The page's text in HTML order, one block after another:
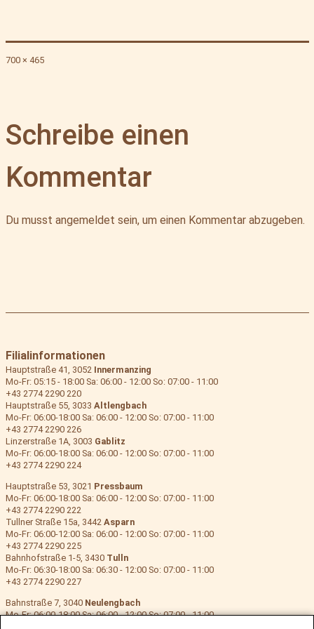
Originalgröße
700 × 465
Schreibe einen
Kommentar
Du musst angemeldet sein, um einen Kommentar abzugeben.
Filialinformationen
Hauptstraße 41, 3052 Innermanzing
Mo-Fr: 05:15 - 18:00 Sa: 06:00 - 12:00 So: 07:00 - 11:00
+43 2774 2290 220
Hauptstraße 55, 3033 Altlengbach
Mo-Fr: 06:00-18:00 Sa: 06:00 - 12:00 So: 07:00 - 11:00
+43 2774 2290 226
Linzerstraße 1A, 3003 Gablitz
Mo-Fr: 06:00-18:00 Sa: 06:00 - 12:00 So: 07:00 - 11:00
+43 2774 2290 224
Hauptstraße 53, 3021 Pressbaum
Mo-Fr: 06:00-18:00 Sa: 06:00 - 12:00 So: 07:00 - 11:00
+43 2774 2290 222
Tullner Straße 15a, 3442 Asparn
Mo-Fr: 06:00-12:00 Sa: 06:00 - 12:00 So: 07:00 - 11:00
+43 2774 2290 225
Bahnhofstraße 1-5, 3430 Tulln
Mo-Fr: 06:30-18:00 Sa: 06:30 - 12:00 So: 07:00 - 11:00
+43 2774 2290 227
Bahnstraße 7, 3040 Neulengbach
Mo-Fr: 06:00-18:00 Sa: 06:00 - 12:00 So: 07:00 - 11:00